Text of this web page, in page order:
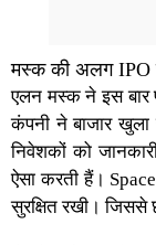
मस्क की अलग IPO
एलन मस्कने इस बार
कंपनी ने बाजार
निवेशकों को
ऐसा करती हैं।
सुरक्षित रखी। जिससे